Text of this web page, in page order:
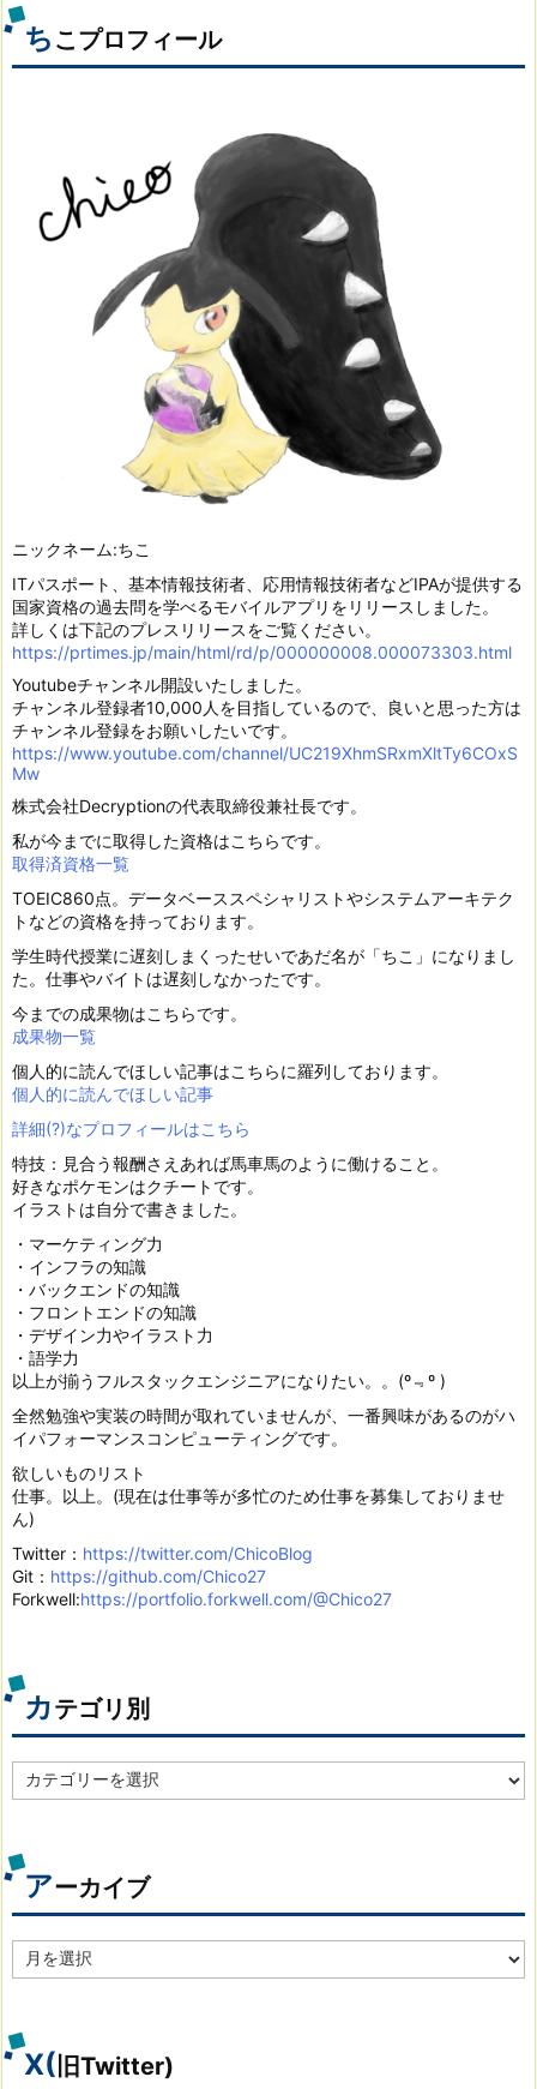
ち こプロフィール
ニックネーム:ちこ
ITパスポート、基本情報技術者、応用情報技術者などIPAが提供する
国家資格の過去問を学べるモバイルアプリをリリースしました。
詳しくは下記のプレスリリースをご覧ください。
https://prtimes.jp/main/html/rd/p/000000008.000073303.html
Youtubeチャンネル開設いたしました。
チャンネル登録者10,000人を目指しているので、良いと思った方は
チャンネル登録をお願いしたいです。
https://www.youtube.com/channel/UC219XhmSRxmXltTy6COxS
Mw
株式会社Decryptionの代表取締役兼社長です。
私が今までに取得した資格はこちらです。
取得済資格一覧
TOEIC860点。データベーススペシャリストやシステムアーキテク
トなどの資格を持っております。
学生時代授業に遅刻しまくったせいであだ名が「ちこ」になりまし
た。仕事やバイトは遅刻しなかったです。
今までの成果物はこちらです。
成果物一覧
個人的に読んでほしい記事はこちらに羅列しております。
個人的に読んでほしい記事
詳細(?)なプロフィールはこちら
特技：見合う報酬さえあれば馬車馬のように働けること。
好きなポケモンはクチートです。
イラストは自分で書きました。
・マーケティング力
・インフラの知識
・バックエンドの知識
・フロントエンドの知識
・デザイン力やイラスト力
・語学力
以上が揃うフルスタックエンジニアになりたい。。(º﹃º )
全然勉強や実装の時間が取れていませんが、一番興味があるのがハ
イパフォーマンスコンピューティングです。
欲しいものリスト
仕事。以上。(現在は仕事等が多忙のため仕事を募集しておりませ
ん)
Twitter： https://twitter.com/ChicoBlog
Git： https://github.com/Chico27
Forkwell:https://portfolio.forkwell.com/@Chico27
カテゴリ別
テ
別
アーカイブ
ー
ブ
X( 旧Twitter)